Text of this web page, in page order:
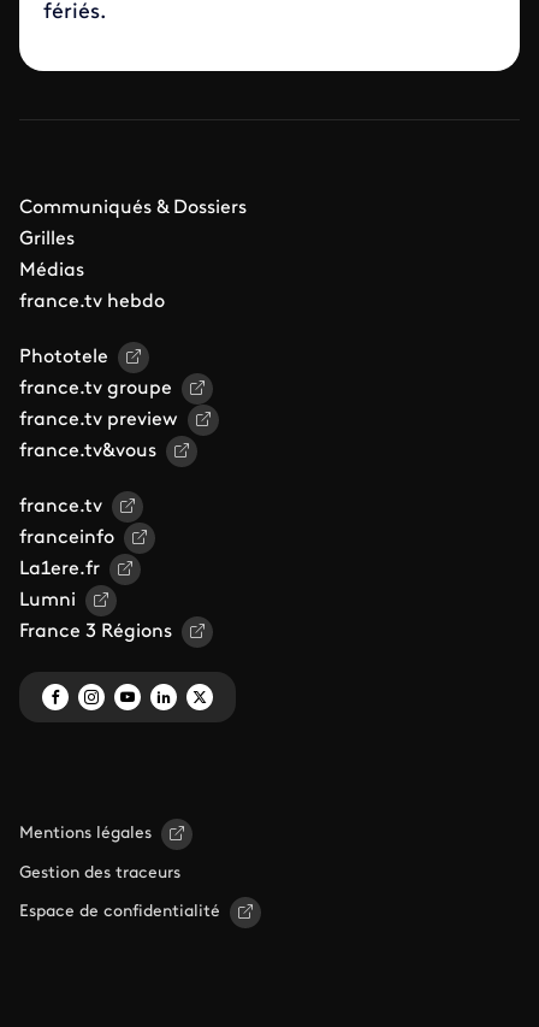
fériés.
Communiqués & Dossiers
Grilles
Médias
france.tv hebdo
Phototele
france.tv groupe
france.tv preview
france.tv&vous
france.tv
franceinfo
La1ere.fr
Lumni
France 3 Régions
Mentions légales
Gestion des traceurs
Espace de confidentialité